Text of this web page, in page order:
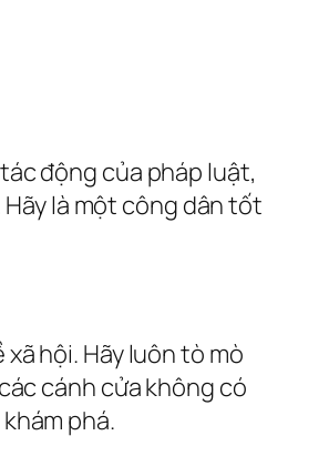
động của pháp luật,
là một công dân tốt
hội. Hãy luôn tò mò
cánh cửa không có
phá.